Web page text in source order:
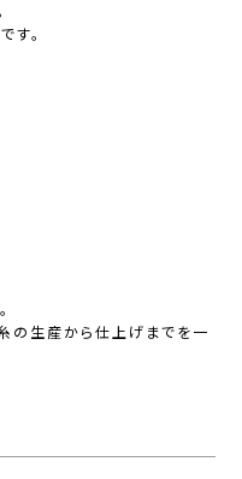
す。
の生産から仕上げまでを一